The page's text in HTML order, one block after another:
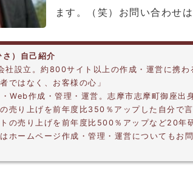
ます。（笑）お問い合わせ
）自己紹介
設立。約800サイト以上の作成・運営に携わ
ではなく、お客様の心」
Web作成・管理・運営。志摩市志摩町御座出
売り上げを前年度比350％アップした自分で
の売り上げを前年度比500％アップなど20年
ホームページ作成・管理・運営についてもお